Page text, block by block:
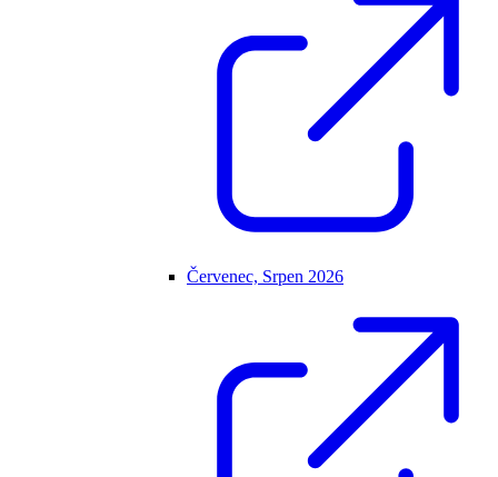
Červenec, Srpen 2026